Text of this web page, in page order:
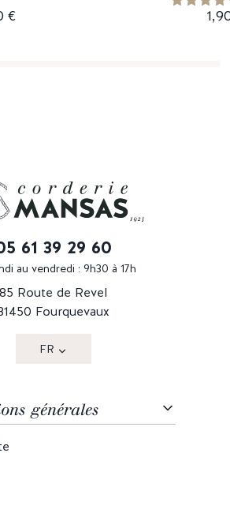
€
61 39 29 60
au vendredi : 9h30 à 17h
85 Route de Revel
Fourquevaux
FR
générales